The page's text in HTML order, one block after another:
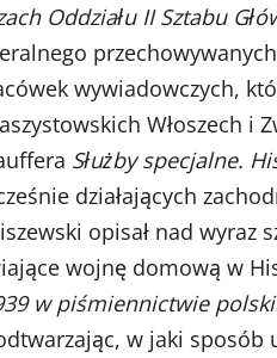
Oddziału II Sztabu
wywiadowczych,
Włoszech
Służby specjalne.
działających
opisał nad
wojnę domową w
w piśmiennictwie
w jaki